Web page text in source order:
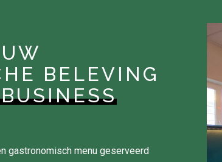
BELEVING
gastronomisch menu geserveerd